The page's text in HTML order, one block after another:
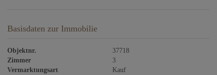
Basisdaten zur Immobilie
Objektnr.
37718
Zimmer
3
Vermarktungsart
Kauf